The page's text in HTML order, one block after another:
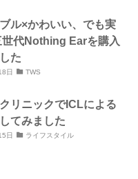
ル×かわいい、でも実
世代Nothing Earを購入
た
日 TWS
リニックでICLによる
てみました
日 ライフスタイル